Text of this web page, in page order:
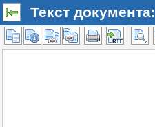
Текст документа: